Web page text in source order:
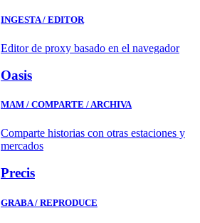
INGESTA / EDITOR
Editor de proxy basado en el navegador
Oasis
MAM / COMPARTE / ARCHIVA
Comparte historias con otras estaciones y
mercados
Precis
GRABA / REPRODUCE